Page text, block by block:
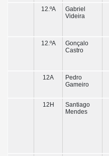
12.ºA
Gabriel
Videira
12.ºA
Gonçalo
Castro
12A
Pedro
Gameiro
12H
Santiago
Mendes